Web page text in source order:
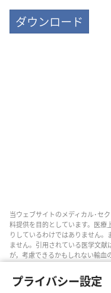
プライバシー設定
ダウンロード
当ウェブサイトのメディカル･セ
料提供を目的としています。医療
りしているわけではありません
ません。引用されている医学文
が，考慮できるかもしれない輸血
新情報に通じるようにし，患者
康状態，意思，価値観，信条に
されている方法すべてがどの患